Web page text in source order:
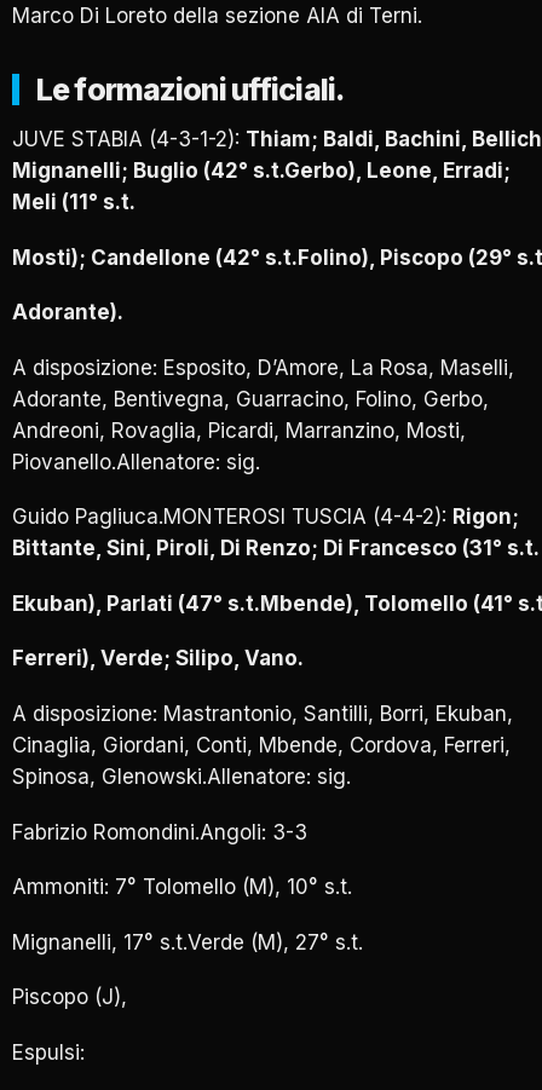
Marco Di Loreto della sezione AIA di Terni.
Le formazioni ufficiali.
JUVE STABIA (4-3-1-2): Thiam; Baldi, Bachini,
Mignanelli; Buglio (42° s.t.Gerbo), Leone, Erradi;
Meli (11° s.t.
Mosti); Candellone (42° s.t.Folino), Piscopo (29°
Adorante).
A disposizione: Esposito, D’Amore, La Rosa, Maselli,
Adorante, Bentivegna, Guarracino, Folino, Gerbo,
Andreoni, Rovaglia, Picardi, Marranzino, Mosti,
Piovanello.Allenatore: sig.
Guido Pagliuca.MONTEROSI TUSCIA (4-4-2): Rigon;
Bittante, Sini, Piroli, Di Renzo; Di Francesco (31° s.t.
Ekuban), Parlati (47° s.t.Mbende), Tolomello (41°
Ferreri), Verde; Silipo, Vano.
A disposizione: Mastrantonio, Santilli, Borri, Ekuban,
Cinaglia, Giordani, Conti, Mbende, Cordova, Ferreri,
Spinosa, Glenowski.Allenatore: sig.
Fabrizio Romondini.Angoli: 3-3
Ammoniti: 7° Tolomello (M), 10° s.t.
Mignanelli, 17° s.t.Verde (M), 27° s.t.
Piscopo (J),
Espulsi: